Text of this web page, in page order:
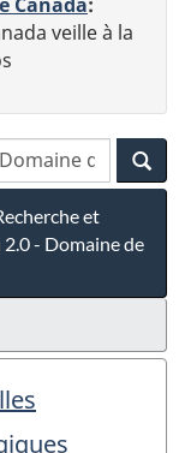
veille à la
et
- Domaine de